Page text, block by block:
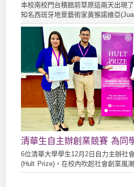
本校南校門台積館前草原這兩天出現
知名西班牙地景藝術家黃猴諾維亞
清華生自主辦創業競賽 為同
6位清華大學學生12月2日自力主辦社
(Hult Prize)，在校內吹起社會創業風